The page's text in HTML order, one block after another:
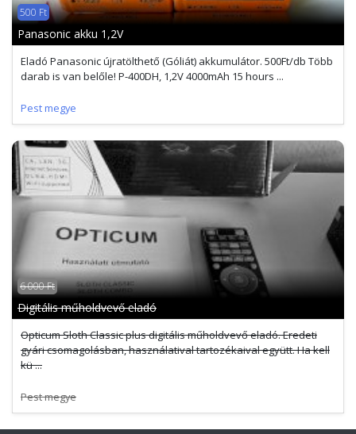
500 Ft
Panasonic akku 1,2V
Eladó Panasonic újratölthető (Góliát) akkumulátor. 500Ft/db Több
darab is van belőle! P-400DH, 1,2V 4000mAh 15 hours ...
Pest megye
6 000 Ft
Digitális műholdvevő eladó
Opticum Sloth Classic plus digitális műholdvevő eladó. Eredeti
gyári csomagolásban, használatival tartozékaival együtt. Ha kell
kü ...
Pest megye